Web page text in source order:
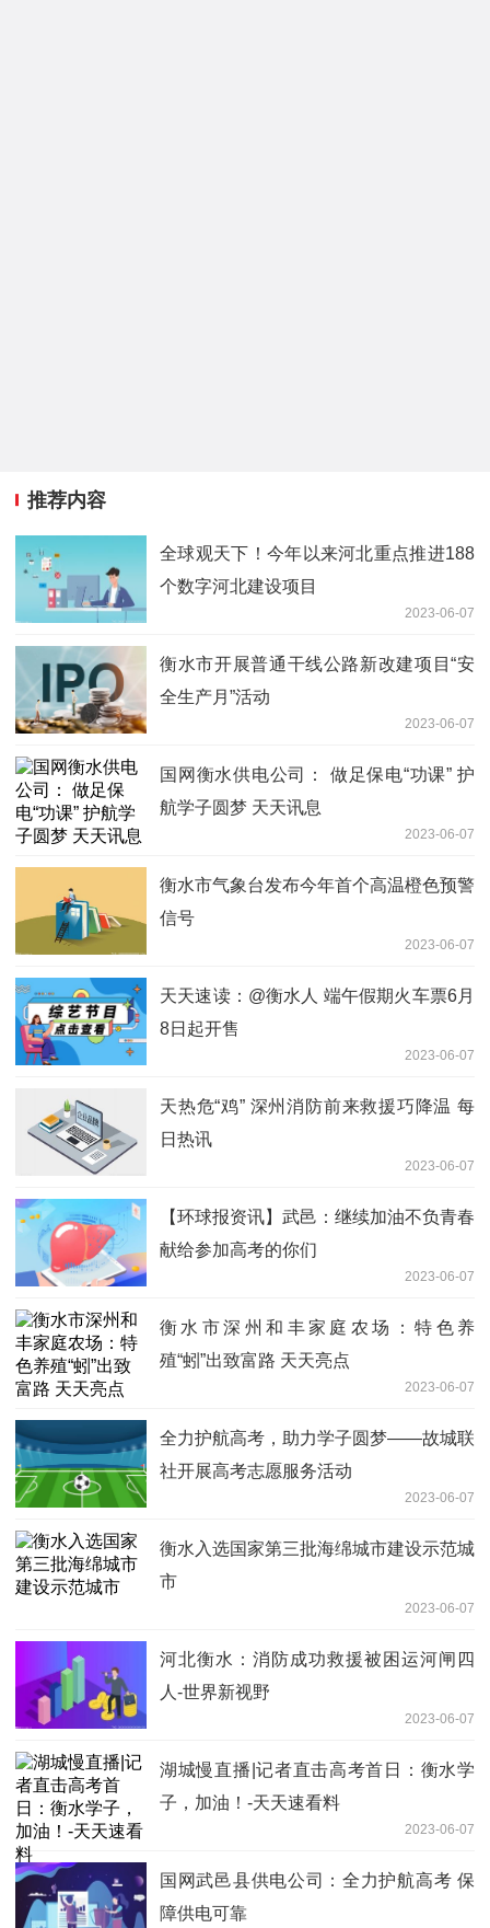
推荐内容
全球观天下！今年以来河北重点推进188
个数字河北建设项目
2023-06-07
衡水市开展普通干线公路新改建项目“安
全生产月”活动
2023-06-07
国网衡水供电公司： 做足保电“功课” 护
航学子圆梦 天天讯息
2023-06-07
衡水市气象台发布今年首个高温橙色预警
信号
2023-06-07
天天速读：@衡水人 端午假期火车票6月
8日起开售
2023-06-07
天热危“鸡” 深州消防前来救援巧降温 每
日热讯
2023-06-07
【环球报资讯】武邑：继续加油不负青春
献给参加高考的你们
2023-06-07
衡水市深州和丰家庭农场：特色养
殖“蚓”出致富路 天天亮点
2023-06-07
全力护航高考，助力学子圆梦——故城联
社开展高考志愿服务活动
2023-06-07
衡水入选国家第三批海绵城市建设示范城
市
2023-06-07
河北衡水：消防成功救援被困运河闸四
人-世界新视野
2023-06-07
湖城慢直播|记者直击高考首日：衡水学
子，加油！-天天速看料
2023-06-07
国网武邑县供电公司：全力护航高考 保
障供电可靠